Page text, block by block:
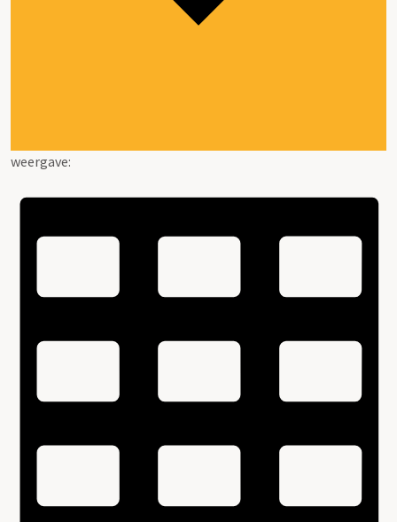
weergave: